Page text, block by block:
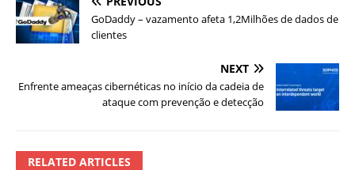
GoDaddy – vazamento afeta 1,2Milhões de dados de
clientes
NEXT
Enfrente ameaças cibernéticas no início da cadeia de
ataque com prevenção e detecção
RELATED ARTICLES